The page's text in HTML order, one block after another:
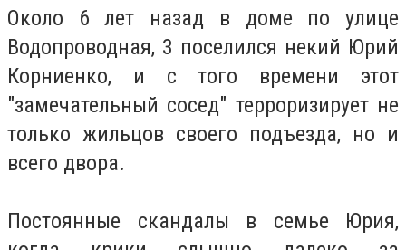
Около 6 лет назад в доме по улице
Водопроводная, 3 поселился некий Юрий
Корниенко, и с того времени этот
"замечательный сосед" терроризирует не
только жильцов своего подъезда, но и
всего двора.
Постоянные скандалы в семье Юрия,